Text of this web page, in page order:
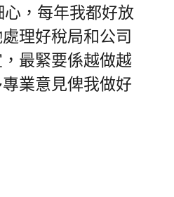
心，每年我都好放
理好稅局和公司
最緊要係越做越
業意見俾我做好